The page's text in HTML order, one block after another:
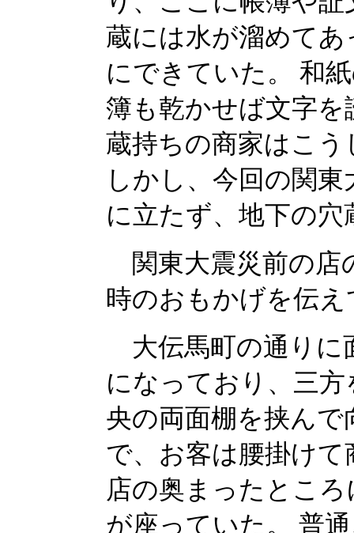
蔵には水が溜めて
にできていた。 和
簿も乾かせば文字
蔵持ちの商家はこ
しかし、今回の関
に立たず、地下の
関東大震災前の店
時のおもかげを伝
大伝馬町の通りに
になっており、三
央の両面棚を挟ん
で、お客は腰掛け
店の奥まったとこ
が座っていた。 普